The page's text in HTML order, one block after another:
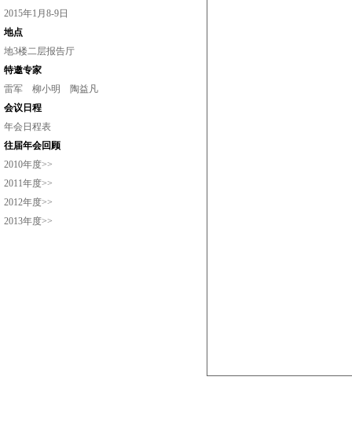
2015年1月8-9日
地点
地3楼二层报告厅
特邀专家
雷军
柳小明
陶益凡
会议日程
年会日程表
往届年会回顾
2010年度>>
2011年度>>
2012年度>>
2013年度>>